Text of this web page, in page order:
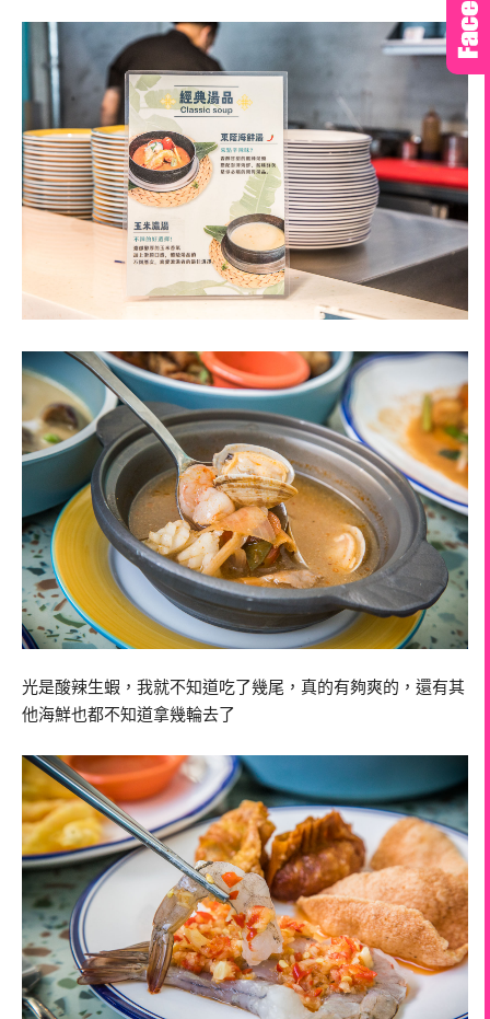
光是酸辣生蝦，我就不知道吃了幾尾，真的有夠爽的，還有其
他海鮮也都不知道拿幾輪去了